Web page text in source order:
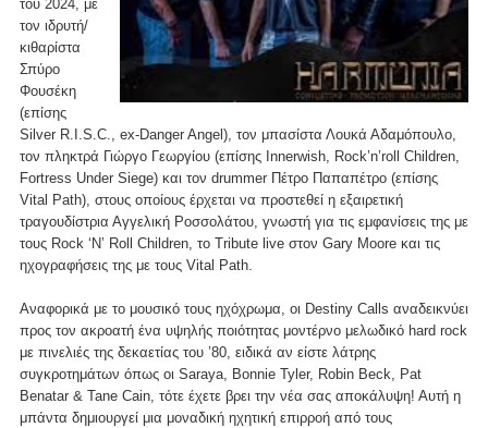
του 2024, με
τον ιδρυτή/
κιθαρίστα
Σπύρο
Φουσέκη
(επίσης
Silver R.I.S.C., ex-Danger Angel), τον μπασίστα Λουκά Αδαμόπουλο,
τον πληκτρά Γιώργο Γεωργίου (επίσης Innerwish, Rock’n’roll Children,
Fortress Under Siege) και τον drummer Πέτρο Παπαπέτρο (επίσης
Vital Path), στους οποίους έρχεται να προστεθεί η εξαιρετική
τραγουδίστρια Αγγελική Ροσσολάτου, γνωστή για τις εμφανίσεις της με
τους Rock ‘N’ Roll Children, το Tribute live στον Gary Moore και τις
ηχογραφήσεις της με τους Vital Path.
Αναφορικά με το μουσικό τους ηχόχρωμα, οι Destiny Calls αναδεικνύει
προς τον ακροατή ένα υψηλής ποιότητας μοντέρνο μελωδικό hard rock
με πινελιές της δεκαετίας του ’80, ειδικά αν είστε λάτρης
συγκροτημάτων όπως οι Saraya, Bonnie Tyler, Robin Beck, Pat
Benatar & Tane Cain, τότε έχετε βρει την νέα σας αποκάλυψη! Αυτή η
μπάντα δημιουργεί μια μοναδική ηχητική επιρροή από τους